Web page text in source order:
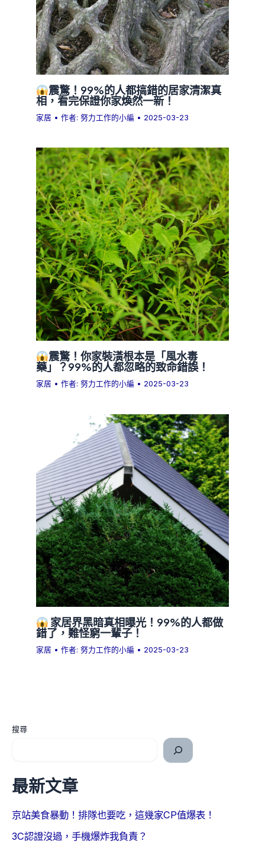
震驚！99%的人都搞錯的居家清潔真
相，看完保證你家煥然一新！
家居 • 作者:努力工作的小編 • 2025-03-23
震驚！你家裝潢根本是「風水毒
藥」？99%的人都忽略的致命錯誤！
家居 • 作者:努力工作的小編 • 2025-03-23
家居界黑暗真相曝光！99%的人都做
錯了，難怪窮一輩子！
家居 • 作者:努力工作的小編 • 2025-03-23
搜尋
最新文章
京站美食暴動！排隊也要吃，這幾家CP值爆表！
3C認證沒過，手機爆炸我負責？